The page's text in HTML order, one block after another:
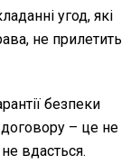
угод, які
не прилетить
безпеки
договору – це не
вдасться.